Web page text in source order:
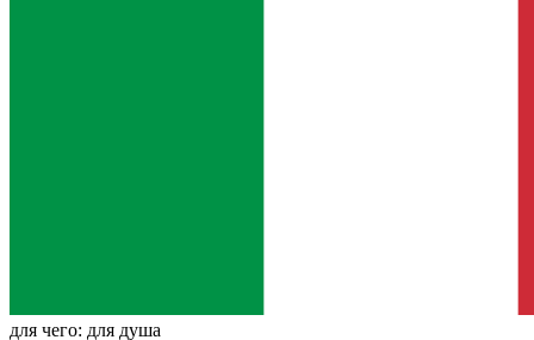
для чего: для душа